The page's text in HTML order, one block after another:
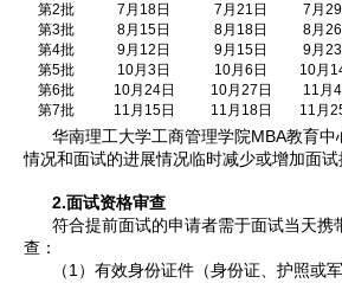
第2批 7 月 18日 7 月21 日 7 月29
第3批 8月 15日 8月 18日 8月26
第4批 9月 12 日 9月 15日 9月23
第5批 10月3日 10月6 日 10月
第6批 10月 24日 10月 27 日 11 月4
第7批 11 月 15日 11 月 18日 11 月
华南理工大学工商管理学院MBA教育中
情况和面试的进展情况临时减少或增加面试
2.面试资格审查
符合提前面试的申请者需于面试当天携
查：
（ 1）有效身份证件（身份证、护照或